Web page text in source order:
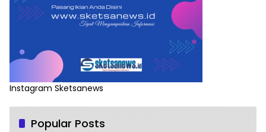
Instagram Sketsanews
Popular Posts